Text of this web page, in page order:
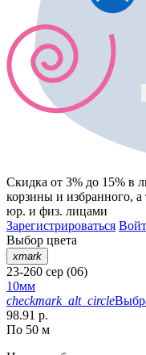
Скидка от 3% до 15% в
корзины и избранного, а
юр. и физ. лицами
Зарегистрироваться
Выбор цвета
xmark
23-260 сер (06)
10мм
checkmark_alt_circle
98.91 р.
По 50 м